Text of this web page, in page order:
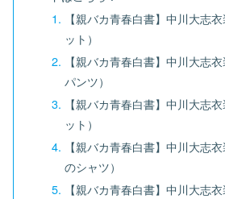
【親バカ青春白書】中川大志
ット）
【親バカ青春白書】中川大志
パンツ）
【親バカ青春白書】中川大志
ット）
【親バカ青春白書】中川大志
のシャツ）
【親バカ青春白書】中川大志